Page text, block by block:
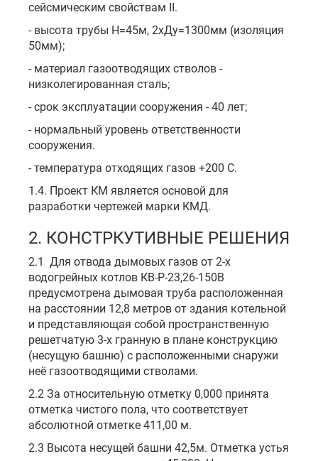
сейсмическим свойствам II.
- высота трубы Н=45м, 2хДу=1300мм (изоляция
50мм);
- материал газоотводящих стволов -
низколегированная сталь;
- срок эксплуатации сооружения - 40 лет;
- нормальный уровень ответственности
сооружения.
- температура отходящих газов +200 С.
1.4. Проект КМ является основой для
разработки чертежей марки КМД.
2. КОНСТРКУТИВНЫЕ РЕШЕНИЯ
2.1 Для отвода дымовых газов от 2-х
водогрейных котлов КВ-Р-23,26-150В
предусмотрена дымовая труба расположенная
на расстоянии 12,8 метров от здания котельной
и представляющая собой пространственную
решетчатую 3-х гранную в плане конструкцию
(несущую башню) с расположенными снаружи
неё газоотводящими стволами.
2.2 За относительную отметку 0,000 принята
отметка чистого пола, что соответствует
абсолютной отметке 411,00 м.
2.3 Высота несущей башни 42,5м. Отметка устья